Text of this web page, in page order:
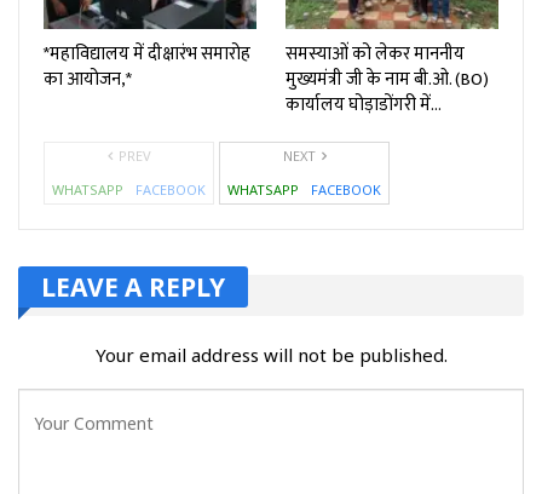
*महाविद्यालय में दीक्षारंभ समारोह
का आयोजन,*
समस्याओं को लेकर माननीय
मुख्यमंत्री जी के नाम बी.ओ. (BO)
कार्यालय घोड़ाडोंगरी में…
PREV
WHATSAPP
FACEBOOK
NEXT
WHATSAPP
FACEBOOK
LEAVE A REPLY
Your email address will not be published.